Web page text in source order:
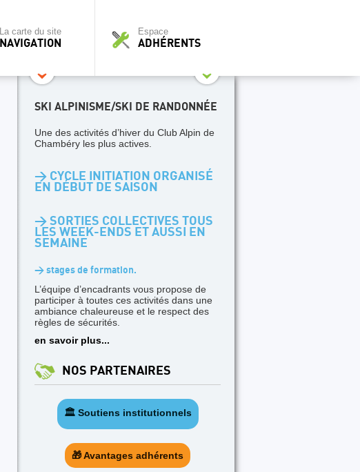
La carte du site
NAVIGATION
Espace
ADHÉRENTS
SKI ALPINISME/SKI DE RANDONNÉE
Une des activités d’hiver du Club Alpin de
Chambéry les plus actives.
> CYCLE INITIATION ORGANISÉ
EN DÉBUT DE SAISON
> SORTIES COLLECTIVES TOUS
LES WEEK-ENDS ET AUSSI EN
SEMAINE
> stages de formation.
L’équipe d’encadrants vous propose de
participer à toutes ces activités dans une
ambiance chaleureuse et le respect des
règles de sécurités.
en savoir plus...
NOS PARTENAIRES
🏛️ Soutiens institutionnels
🎁 Avantages adhérents